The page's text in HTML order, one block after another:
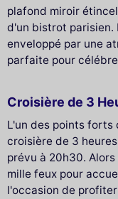
plafond miroir
d'un bistrot parisien.
enveloppé par une
parfaite pour
Croisière de 3
L'un des points forts
croisière de 3
prévu à 20h30.
mille feux pour
l'occasion de